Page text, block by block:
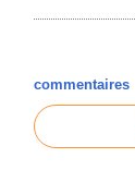
commentaires